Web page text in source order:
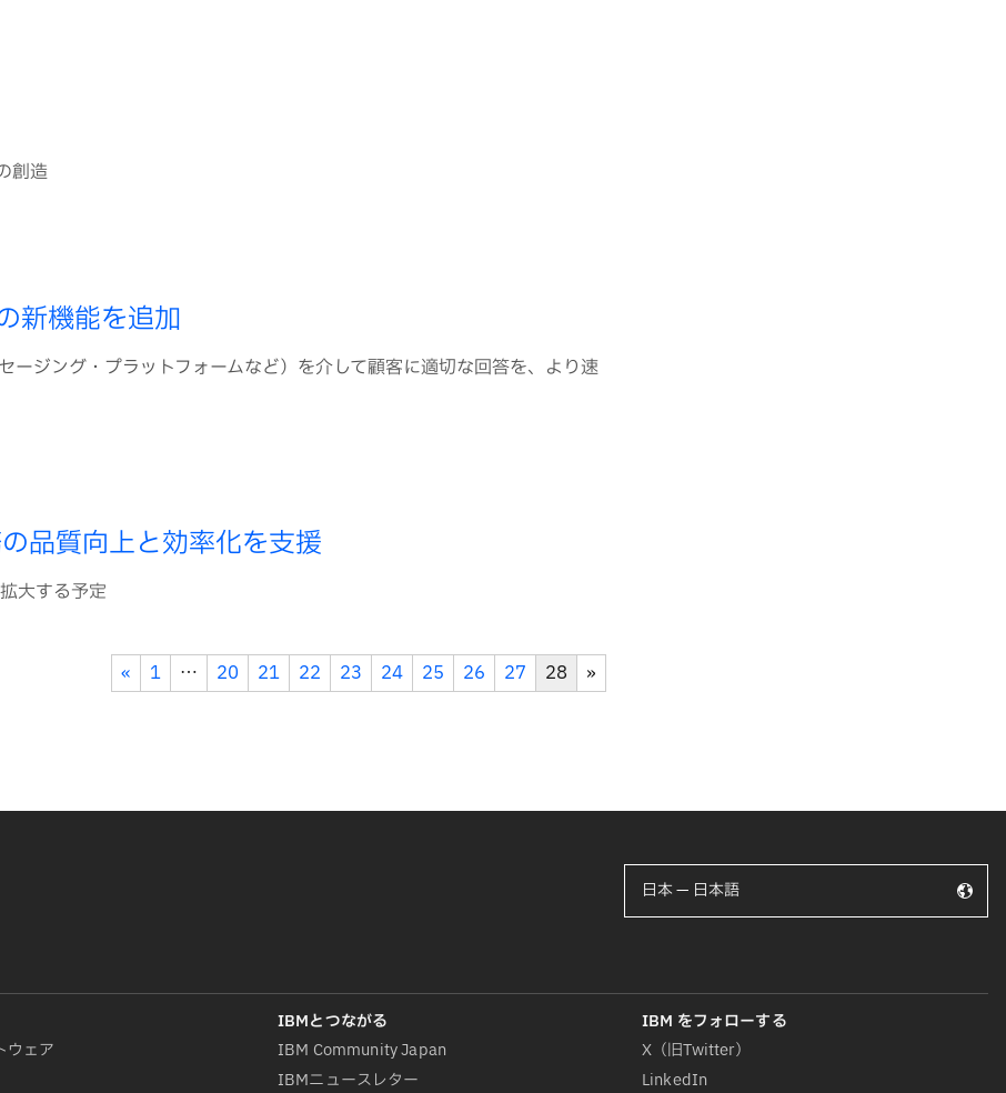
創造
新機能を追加
ジング・プラットフォームなど）を介して顧客に適切な回答を、より速
品質向上と効率化を支援
大する予定
« 1 … 20 21 22 23 24 25 26 27 28 »
ウェア
IBM Community Japan
IBMニュースレター
X（旧Twitter）
LinkedIn
日本 — 日本語